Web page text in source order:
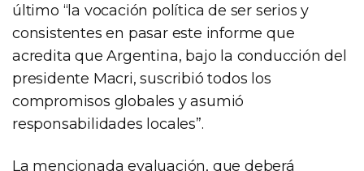
último “la vocación política de ser serios y
consistentes en pasar este informe que
acredita que Argentina, bajo la conducción del
presidente Macri, suscribió todos los
compromisos globales y asumió
responsabilidades locales”.
La mencionada evaluación, que deberá